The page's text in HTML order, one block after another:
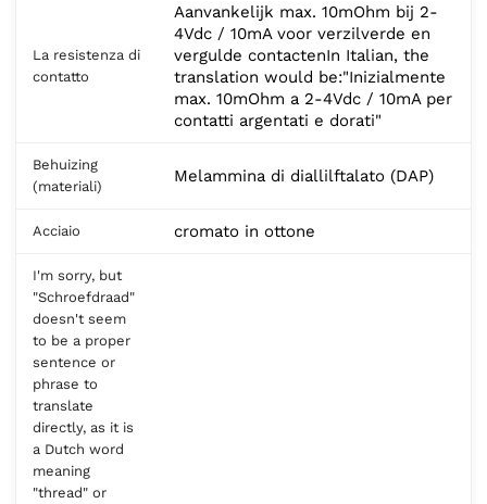
La resistenza di
contatto
Aanvankelijk max. 10mOhm bij 2-
4Vdc / 10mA voor verzilverde en
vergulde contactenIn Italian, the
translation would be:"Inizialmente
max. 10mOhm a 2-4Vdc / 10mA per
contatti argentati e dorati"
Behuizing
(materiali)
Melammina di diallilftalato (DAP)
Acciaio cromato in ottone
I'm sorry, but
"Schroefdraad"
doesn't seem
to be a proper
sentence or
phrase to
translate
directly, as it is
a Dutch word
meaning
"thread" or